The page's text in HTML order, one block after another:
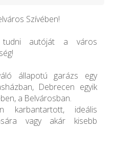
Szívében!
tudni autóját a város
állapotú garázs egy
Debrecen egyik
a Belvárosban.
karbantartott, ideális
vagy akár kisebb